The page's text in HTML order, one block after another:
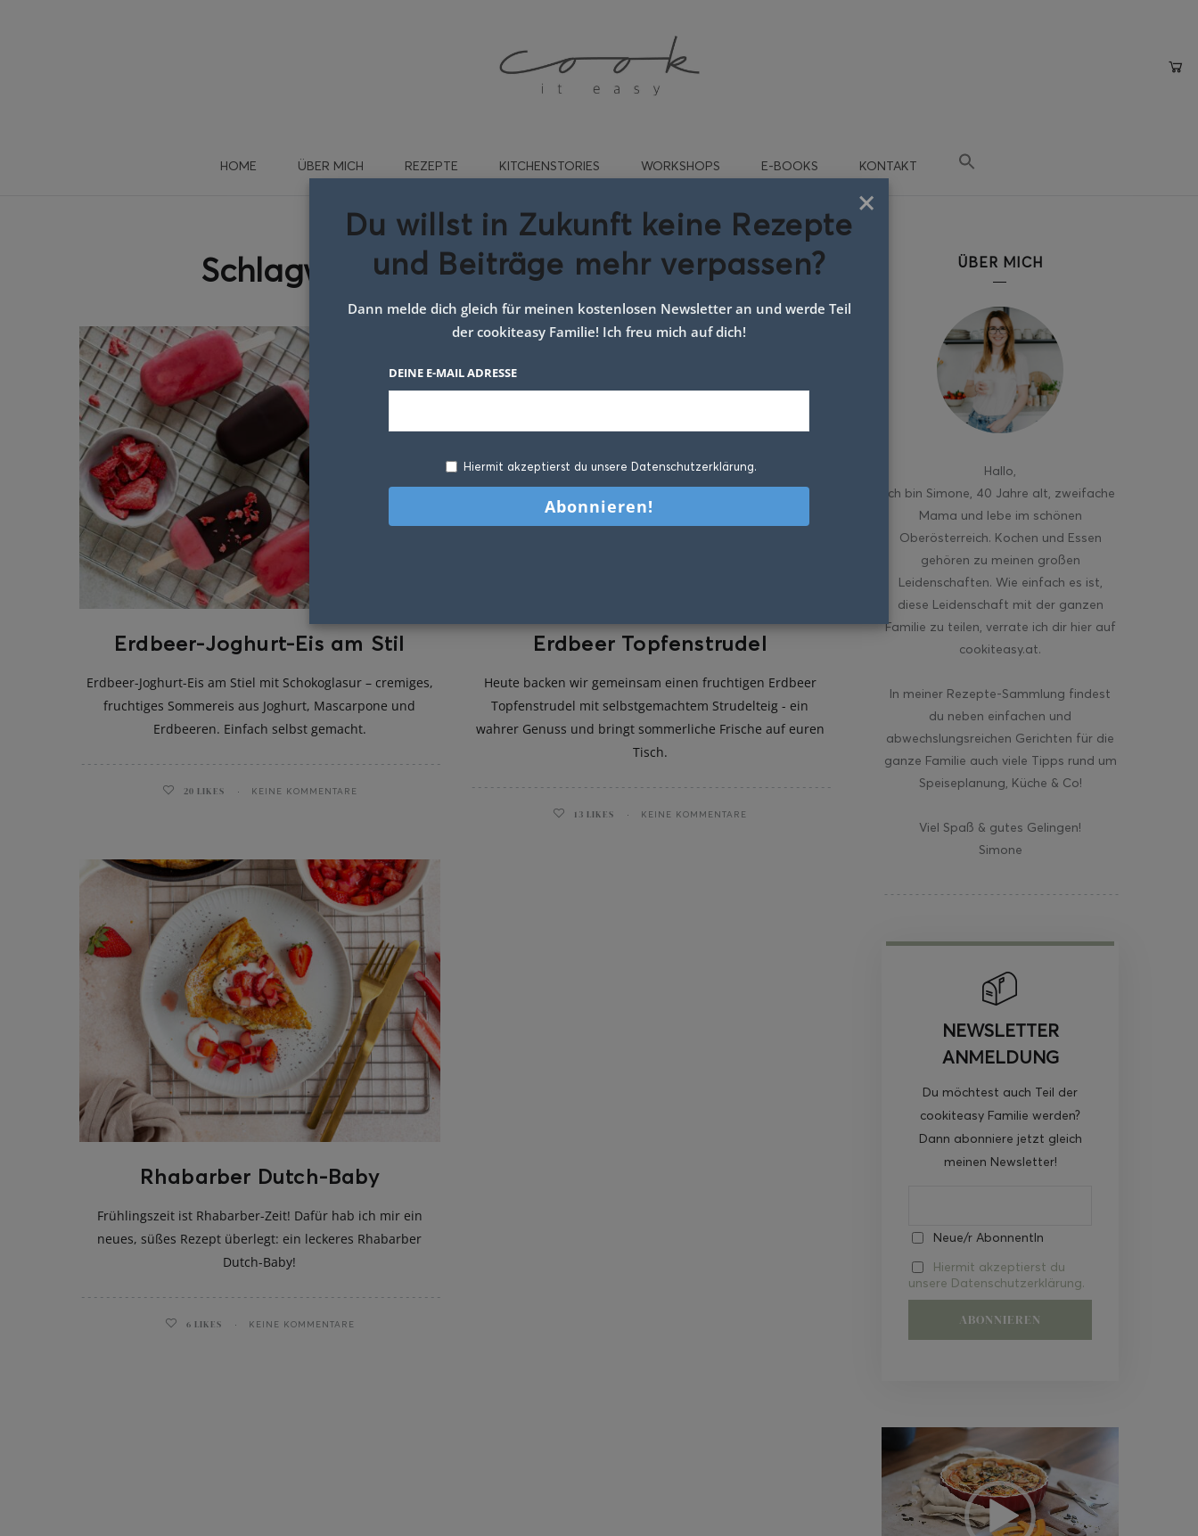
HOME ÜBER MICH REZEPTE KITCHENSTORIES WORKSHOPS E-BOOKS KONTAKT
Schlagwort:Rezept mit Erdbeeren
Erdbeer-Joghurt-Eis am Stil
Erdbeer-Joghurt-Eis am Stiel mit Schokoglasur – cremiges,
fruchtiges Sommereis aus Joghurt, Mascarpone und
Erdbeeren. Einfach selbst gemacht.
20 LIKES KEINE KOMMENTARE
Erdbeer Topfenstrudel
Heute backen wir gemeinsam einen fruchtigen Erdbeer
Topfenstrudel mit selbstgemachtem Strudelteig - ein
wahrer Genuss und bringt sommerliche Frische auf euren
Tisch.
13 LIKES KEINE KOMMENTARE
Rhabarber Dutch-Baby
Frühlingszeit ist Rhabarber-Zeit! Dafür hab ich mir ein
neues, süßes Rezept überlegt: ein leckeres Rhabarber
Dutch-Baby!
6 LIKES KEINE KOMMENTARE
ÜBER MICH
Hallo
ich bin Simone, 40 Jahre alt, zweifache
Mama und lebe im schönen
Oberösterreich. Kochen und Essen
gehören zu meinen großen
Leidenschaften. Wie einfach es ist,
diese Leidenschaft mit der ganzen
Familie zu teilen, verrate ich dir hier auf
cookiteasy.at.
In meiner Rezepte-Sammlung findest
du neben einfachen und
abwechslungsreichen Gerichten für die
ganze Familie auch viele Tipps rund um
Speiseplanung, Küche & Co!
Viel Spaß & gutes Gelingen!
Simone
NEWSLETTER
ANMELDUNG
Du möchtest auch Teil der
cookiteasy Familie werden?
Dann abonniere jetzt gleich
meinen Newsletter!
Neue/r AbonnentIn
Hiermit akzeptierst du
unsere Datenschutzerklärung.
Video-
Player
×
Du willst in Zukunft keine Rezepte
und Beiträge mehr verpassen?
Dann melde dich gleich für meinen kostenlosen Newsletter an und werde Teil
der cookiteasy Familie! Ich freu mich auf dich!
DEINE E-MAIL ADRESSE
Hiermit akzeptierst du unsere Datenschutzerklärung.